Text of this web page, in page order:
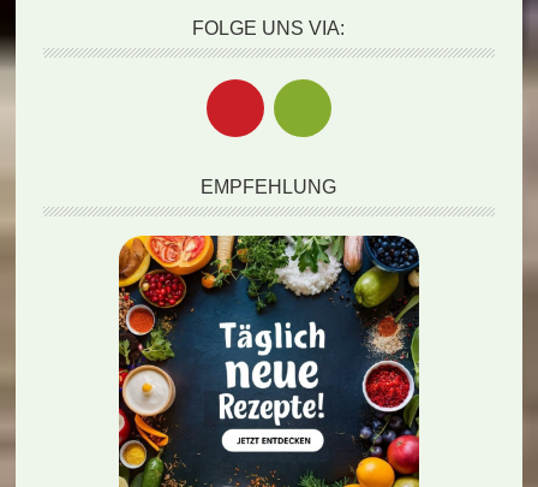
FOLGE UNS VIA:
EMPFEHLUNG